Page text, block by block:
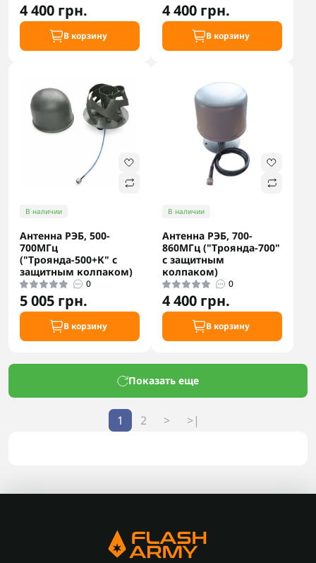
4 400 грн.
В корзину
4 400 грн.
В корзину
В наличии
Антенна РЭБ, 500-
700МГц
("Троянда-500+К" с
защитным колпаком)
0
5 005 грн.
В корзину
В наличии
Антенна РЭБ, 700-
860МГц ("Троянда-700"
с защитным
колпаком)
0
4 400 грн.
В корзину
Показать еще
1 2 > >|